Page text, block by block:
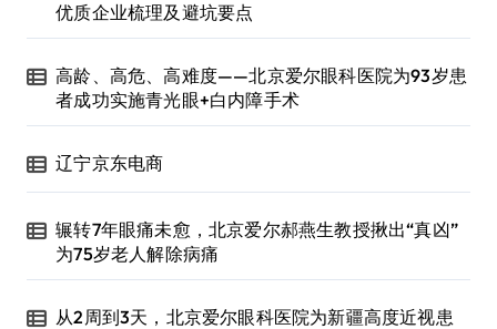
优质企业梳理及避坑要点
高龄、高危、高难度——北京爱尔眼科医院为93岁患
者成功实施青光眼+白内障手术
辽宁京东电商
辗转7年眼痛未愈，北京爱尔郝燕生教授揪出“真凶”
为75岁老人解除病痛
从2周到3天，北京爱尔眼科医院为新疆高度近视患